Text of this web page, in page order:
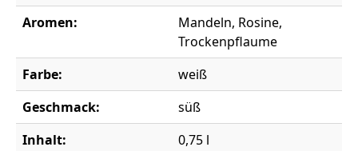
Aromen:
Mandeln, Rosine,
Trockenpflaume
Farbe:
weiß
Geschmack:
süß
Inhalt:
0,75 l